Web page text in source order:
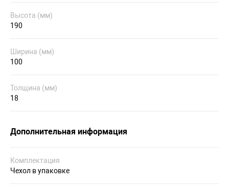
Высота (мм)
190
Ширина (мм)
100
Толщина (мм)
18
Дополнительная информация
Комплектация
Чехол в упаковке